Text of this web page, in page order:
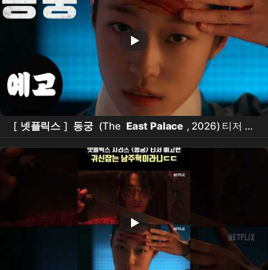
[ 넷플릭스 ] 동궁 (The East Palace , 2026) 티저 예
고편